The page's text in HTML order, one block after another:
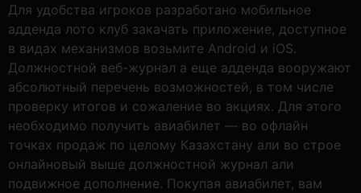
Для удобства игроков разработано мобильное
адденда лото клуб закачать приложение, доступное
в видах механизмов возьмите Android и iOS.
Должностной веб-журнал а еще адденда вооружают
абсолютный перечень возможностей, в том числе
проверку итогов и сожаление во акциях. Для этого
необходимо получить авиабилет — во офлайн
точках продаж по целому Казахстану али во строе
онлайновый выше должностной журнал али
подвижное дополнение. Покупая авиабилет, вам